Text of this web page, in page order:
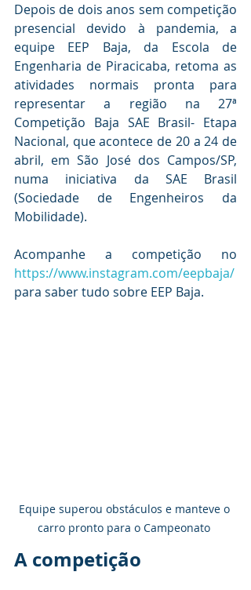
Depois de dois anos sem competição
presencial devido à pandemia, a
equipe EEP Baja, da Escola de
Engenharia de Piracicaba, retoma as
atividades normais pronta para
representar a região na 27ª
Competição Baja SAE Brasil- Etapa
Nacional, que acontece de 20 a 24 de
abril, em São José dos Campos/SP,
numa iniciativa da SAE Brasil
(Sociedade de Engenheiros da
Mobilidade).
Acompanhe a competição
https://www.instagram.com/eepbaja/
para saber tudo sobre EEP Baja.
Equipe superou obstáculos e manteve o
carro pronto para o Campeonato
A competição